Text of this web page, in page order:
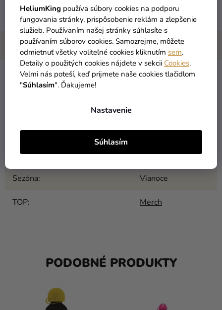
HeliumKing používa súbory cookies na podporu
fungovania stránky, prispôsobenie reklám a zlepšenie
služieb. Používaním našej stránky súhlasíte s
používaním súborov cookies. Samozrejme, môžete
odmietnuť všetky voliteľné cookies kliknutím sem.
Detaily o použitých cookies nájdete v sekcii Cookies.
Veľmi nás poteší, keď prijmete naše cookies tlačidlom
"Súhlasím". Ďakujeme!
Nastavenie
Súhlasím
farba:krémová, modrá, zelená
Kategória:
Licencia: Disney,Frozen
Predmet: Fľaša
Sezóna: Vianoce
TOP: Merch
PODOBNÉ PRODUKTY